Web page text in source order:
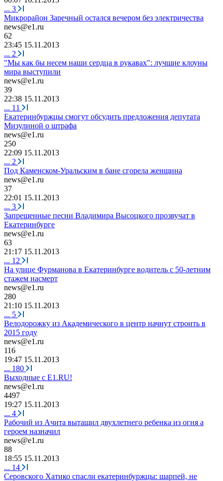
... 3
Микрорайон Заречный остался вечером без электричества
news@e1.ru
62
23:45 15.11.2013
... 2
"Мы как бы несем наши сердца в рукавах": лучшие клоуны
мира выступили
news@e1.ru
39
22:38 15.11.2013
... 11
Екатеринбуржцы смогут обсудить предложения депутата
Мизулиной о штрафа
news@e1.ru
250
22:09 15.11.2013
... 2
Под Каменском-Уральским в бане сгорела женщина
news@e1.ru
37
22:01 15.11.2013
... 3
Запрещенные песни Владимира Высоцкого прозвучат в
Екатеринбурге
news@e1.ru
63
21:17 15.11.2013
... 12
На улице Фурманова в Екатеринбурге водитель с 50-летним
стажем насмерт
news@e1.ru
280
21:10 15.11.2013
... 5
Велодорожку из Академического в центр начнут строить в
2015 году
news@e1.ru
116
19:47 15.11.2013
... 180
Выходные с E1.RU!
news@e1.ru
4497
19:27 15.11.2013
... 4
Рабочий из Ачита вытащил двухлетнего ребенка из огня а
героем назначил
news@e1.ru
88
18:55 15.11.2013
... 14
Серовского Хатико спасли екатеринбуржцы: шарпей, не